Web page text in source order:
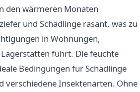
den wärmeren Monaten
und Schädlinge rasant, was zu
in Wohnungen,
führt. Die feuchte
Bedingungen für Schädlinge
verschiedene Insektenarten. Ohne